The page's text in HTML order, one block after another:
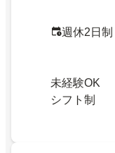
週休2日
未経験OK
シフト制